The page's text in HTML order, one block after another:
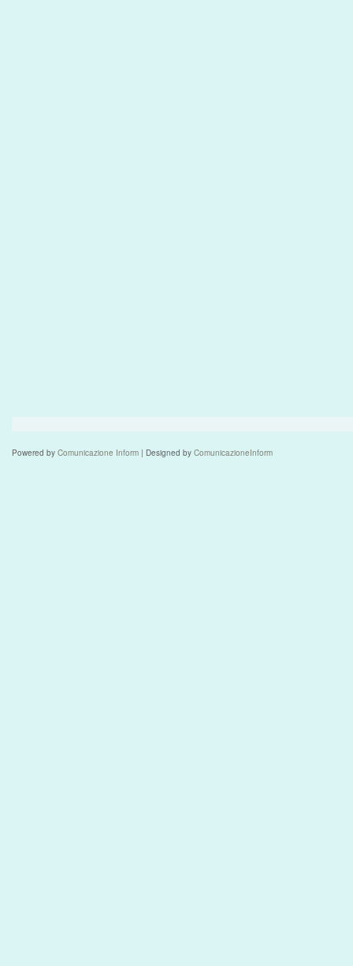
Powered by Comunicazione Inform | Designed by ComunicazioneInform